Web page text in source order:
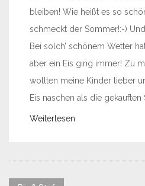
bleiben! Wie heißt es so
schmeckt der Sommer!:-)
Bei solch’ schönem Wetter
aber ein Eis ging immer! Zu
wollten meine Kinder lieber
Eis naschen als die gekauften
Weiterlesen